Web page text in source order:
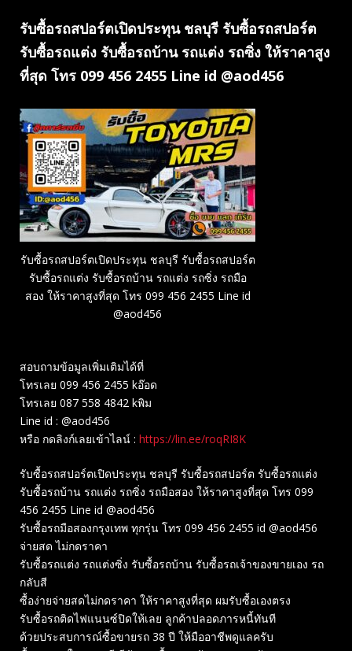
รับซื้อรถสปอร์ตเปิดประทุน ชลบุรี รับซื้อรถสปอร์ต
รับซื้อรถแต่ง รับซื้อรถบ้าน รถแต่ง รถซิ่ง ให้ราคาสูง
ที่สุด โทร 099 456 2455 Line id @aod456
รับซื้อรถสปอร์ตเปิดประทุน ชลบุรี รับซื้อรถสปอร์ต
รับซื้อรถแต่ง รับซื้อรถบ้าน รถแต่ง รถซิ่ง รถมือ
สอง ให้ราคาสูงที่สุด โทร 099 456 2455 Line id
@aod456
สอบถามข้อมูลเพิ่มเติมได้ที่
โทรเลย 099 456 2455 kอ๊อด
โทรเลย 087 558 4842 kพิม
Line id : @aod456
หรือ กดลิงก์เลยเข้าไลน์ : https://lin.ee/roqRI8K
รับซื้อรถสปอร์ตเปิดประทุน ชลบุรี รับซื้อรถสปอร์ต รับซื้อรถแต่ง
รับซื้อรถบ้าน รถแต่ง รถซิ่ง รถมือสอง ให้ราคาสูงที่สุด โทร 099
456 2455 Line id @aod456
รับซื้อรถมือสองกรุงเทพ ทุกรุ่น โทร 099 456 2455 id @aod456
จ่ายสด ไม่กดราคา
รับซื้อรถแต่ง รถแต่งซิ่ง รับซื้อรถบ้าน รับซื้อรถเจ้าของขายเอง รถ
กลับสี
ซื้อง่ายจ่ายสดไม่กดราคา ให้ราคาสูงที่สุด ผมรับซื้อเองตรง
รับซื้อรถติดไฟแนนซ์ปิดให้เลย ลูกค้าปลอดภารหนี้ทันที
ด้วยประสบการณ์ซื้อขายรถ 38 ปี ให้มืออาชีพดูแลครับ